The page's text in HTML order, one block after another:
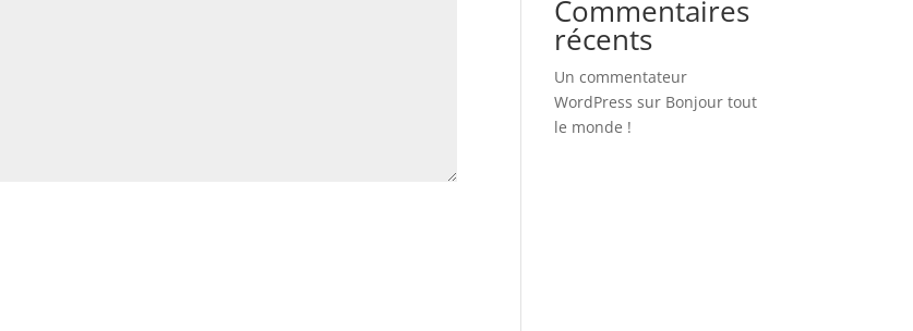
Commentaires
récents
Un commentateur
WordPress sur Bonjour tout
le monde !